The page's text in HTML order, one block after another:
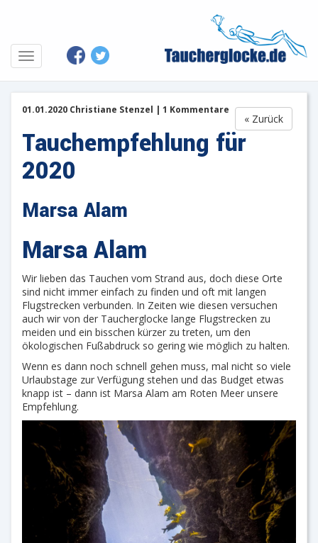
« Zurück
01.01.2020 Christiane Stenzel | 1 Kommentare
Tauchempfehlung für
2020
Marsa Alam
Marsa Alam
Wir lieben das Tauchen vom Strand aus, doch diese Orte
sind nicht immer einfach zu finden und oft mit langen
Flugstrecken verbunden. In Zeiten wie diesen versuchen
auch wir von der Taucherglocke lange Flugstrecken zu
meiden und ein bisschen kürzer zu treten, um den
ökologischen Fußabdruck so gering wie möglich zu halten.
Wenn es dann noch schnell gehen muss, mal nicht so viele
Urlaubstage zur Verfügung stehen und das Budget etwas
knapp ist – dann ist Marsa Alam am Roten Meer unsere
Empfehlung.